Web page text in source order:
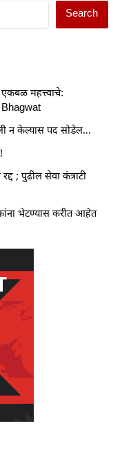
Search
महत्त्वाचे:
न केल्यास पद सोडेल…
रद्द ; पुढील सेवा कंत्राटी
भेटण्यास करीत आहेत